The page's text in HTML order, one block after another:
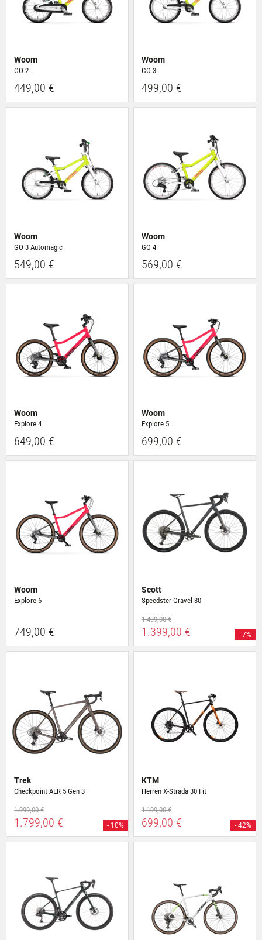
Woom
GO 2
449,00 €
Woom
GO 3
499,00 €
Woom
GO 3 Automagic
549,00 €
Woom
GO 4
569,00 €
Woom
Explore 4
649,00 €
Woom
Explore 5
699,00 €
Woom
Explore 6
749,00 €
Scott
Speedster Gravel 30
1.499,00 €
1.399,00 € - 7%
Trek
Checkpoint ALR 5 Gen 3
1.999,00 €
1.799,00 € - 10%
KTM
Herren X-Strada 30 Fit
1.199,00 €
699,00 € - 42%